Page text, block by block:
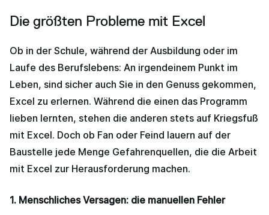
Die größten Probleme mit Excel
Ob in der Schule, während der Ausbildung oder im
Laufe des Berufslebens: An irgendeinem Punkt im
Leben, sind sicher auch Sie in den Genuss gekommen,
Excel zu erlernen. Während die einen das Programm
lieben lernten, stehen die anderen stets auf Kriegsfuß
mit Excel. Doch ob Fan oder Feind lauern auf der
Baustelle jede Menge Gefahrenquellen, die die Arbeit
mit Excel zur Herausforderung machen.
1. Menschliches Versagen: die manuellen Fehler